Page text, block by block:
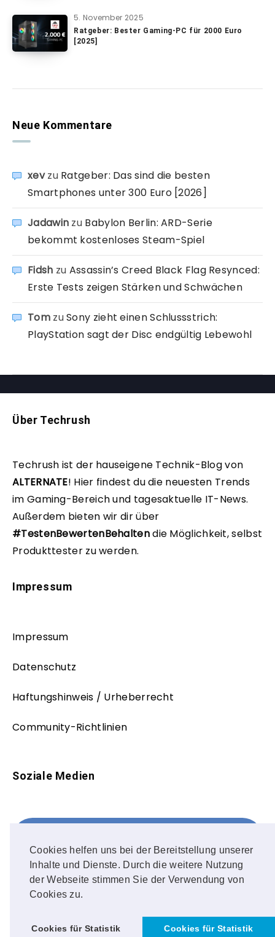
Cookies helfen uns bei der Bereitstellung unserer
Inhalte und Dienste. Durch die weitere Nutzung
der Webseite stimmen Sie der Verwendung von
Cookies zu.
Cookies für Statistik Cookies für Statistik
5. November 2025
Ratgeber: Bester Gaming-PC für 2000 Euro
[2025]
Neue Kommentare
xevzu Ratgeber: Das sind die besten
Smartphones unter 300 Euro [2026]
Jadawin zu Babylon Berlin: ARD-Serie
bekommt kostenloses Steam-Spiel
Fidsh zu Assassin’s Creed Black Flag Resynced:
Erste Tests zeigen Stärken und Schwächen
TomzuSony zieht einen Schlussstrich:
PlayStation sagt der Disc endgültig Lebewohl
Über Techrush
Techrush ist der hauseigene Technik-Blog von
ALTERNATE! Hier findest du die neuesten Trends
im Gaming-Bereich und tagesaktuelle IT-News.
Außerdem bieten wir dir über
#TestenBewertenBehaltendie Möglichkeit, selbst
Produkttester zu werden.
Impressum
Impressum
Datenschutz
Haftungshinweis / Urheberrecht
Community-Richtlinien
Soziale Medien
FOLLOW ME!
Instagram
OUR PHOTOS!